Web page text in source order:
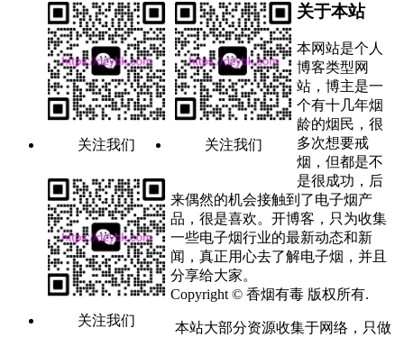
关注我们 关注我们
关注我们
关于本站
本网站是个人
博客类型网
站，博主是一
个有十几年烟
龄的烟民，很
多次想要戒
烟，但都是不
是很成功，后
来偶然的机会接触到了电子烟产
品，很是喜欢。开博客，只为收集
一些电子烟行业的最新动态和新
闻，真正用心去了解电子烟，并且
分享给大家。
Copyright © 香烟有毒 版权所有.
本站大部分资源收集于网络，只做